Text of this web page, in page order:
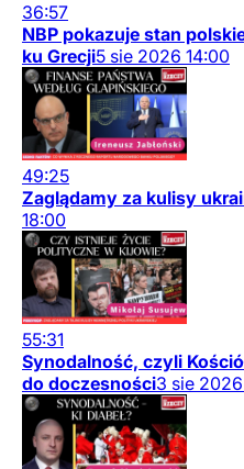
36:57
NBP pokazuje stan
ku Grecji5 sie 2026 14:00
49:25
Zaglądamy za kulisy
18:00
55:31
Synodalność, czyli
do doczesności3 sie 2026